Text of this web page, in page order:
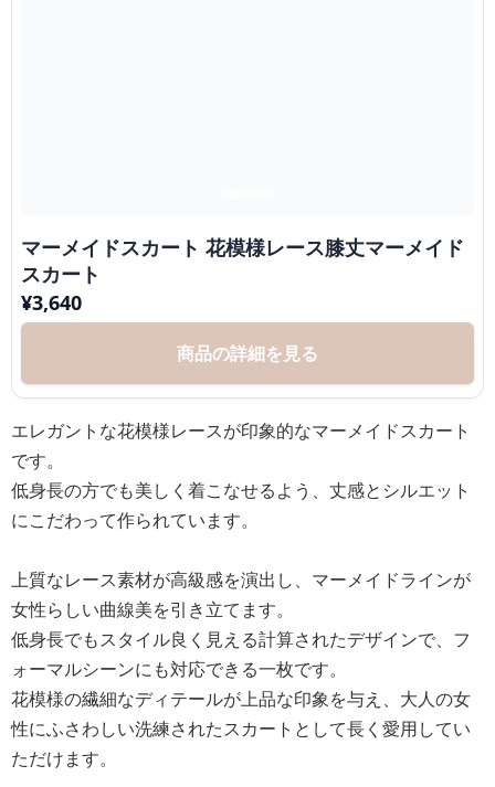
マーメイドスカート 花模様レース膝丈マーメイド
スカート
¥3,640
商品の詳細を見る
エレガントな花模様レースが印象的なマーメイドスカート
です。
低身長の方でも美しく着こなせるよう、丈感とシルエット
にこだわって作られています。
上質なレース素材が高級感を演出し、マーメイドラインが
女性らしい曲線美を引き立てます。
低身長でもスタイル良く見える計算されたデザインで、フ
ォーマルシーンにも対応できる一枚です。
花模様の繊細なディテールが上品な印象を与え、大人の女
性にふさわしい洗練されたスカートとして長く愛用してい
ただけます。